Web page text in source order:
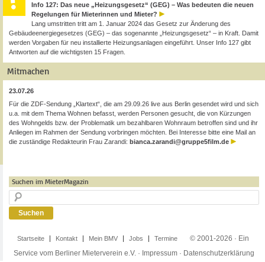
Info 127: Das neue „Heizungsgesetz“ (GEG) – Was bedeuten die neuen
Regelungen für Mieterinnen und Mieter?
Lang umstritten tritt am 1. Januar 2024 das Gesetz zur Änderung des
Gebäudeenergiegesetzes (GEG) – das sogenannte „Heizungsgesetz“ – in Kraft. Damit
werden Vorgaben für neu installierte Heizungsanlagen eingeführt. Unser Info 127 gibt
Antworten auf die wichtigsten 15 Fragen.
Mitmachen
23.07.26
Für die ZDF-Sendung „Klartext“, die am 29.09.26 live aus Berlin gesendet wird und sich
u.a. mit dem Thema Wohnen befasst, werden Personen gesucht, die von Kürzungen
des Wohngelds bzw. der Problematik um bezahlbaren Wohnraum betroffen sind und ihr
Anliegen im Rahmen der Sendung vorbringen möchten. Bei Interesse bitte eine Mail an
die zuständige Redakteurin Frau Zarandi: bianca.zarandi@gruppe5film.de
Suchen im MieterMagazin
Startseite Kontakt Mein BMV Jobs Termine
© 2001-2026 · Ein
Service vom Berliner Mieterverein e.V. · Impressum · Datenschutzerklärung